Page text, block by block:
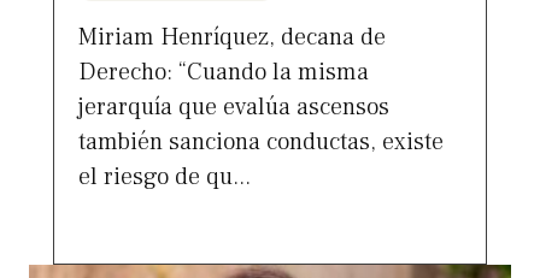
Miriam Henríquez, decana de
Derecho: “Cuando la misma
jerarquía que evalúa ascensos
también sanciona conductas, existe
el riesgo de qu...